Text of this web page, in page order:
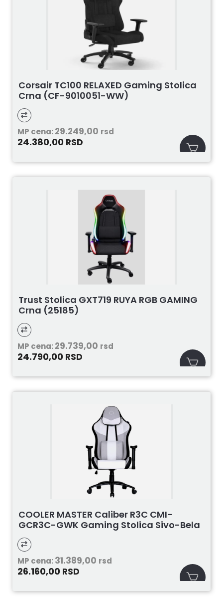
Corsair TC100 RELAXED Gaming Stolica
Crna (CF-9010051-WW)
MP cena:29.249,00 rsd
24.380,00 RSD
Trust Stolica GXT719 RUYA RGB GAMING
Crna (25185)
MP cena:29.739,00 rsd
24.790,00 RSD
COOLER MASTER Caliber R3C CMI-
GCR3C-GWK Gaming Stolica Sivo-Bela
MP cena:31.389,00 rsd
26.160,00 RSD